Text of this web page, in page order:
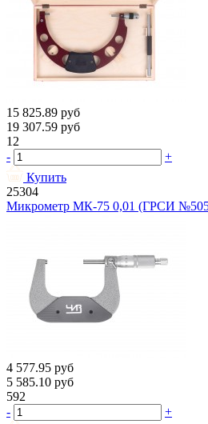
15 825.89 руб
19 307.59 руб
12
-
+
Купить
25304
Микрометр МК-75 0,01 (ГРСИ
4 577.95 руб
5 585.10 руб
592
-
+